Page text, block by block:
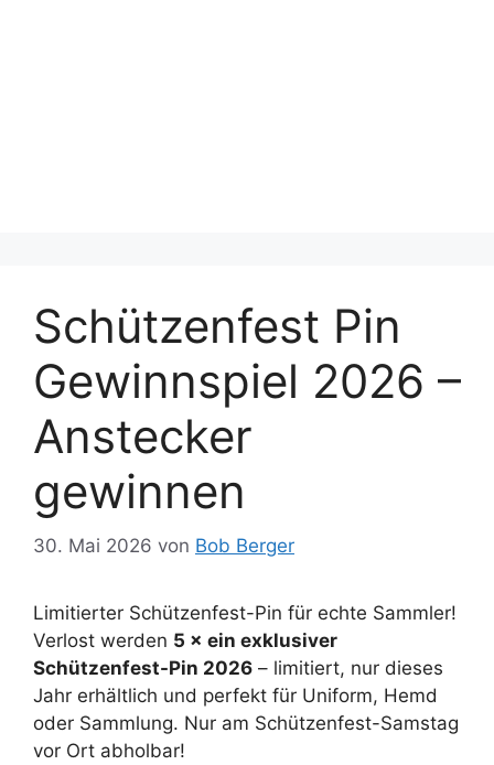
Schützenfest Pin
Gewinnspiel 2026 –
Anstecker
gewinnen
30. Mai 2026 von Bob Berger
Limitierter Schützenfest-Pin für echte Sammler!
Verlost werden 5 × ein exklusiver
Schützenfest-Pin 2026 – limitiert, nur dieses
Jahr erhältlich und perfekt für Uniform, Hemd
oder Sammlung. Nur am Schützenfest-Samstag
vor Ort abholbar!